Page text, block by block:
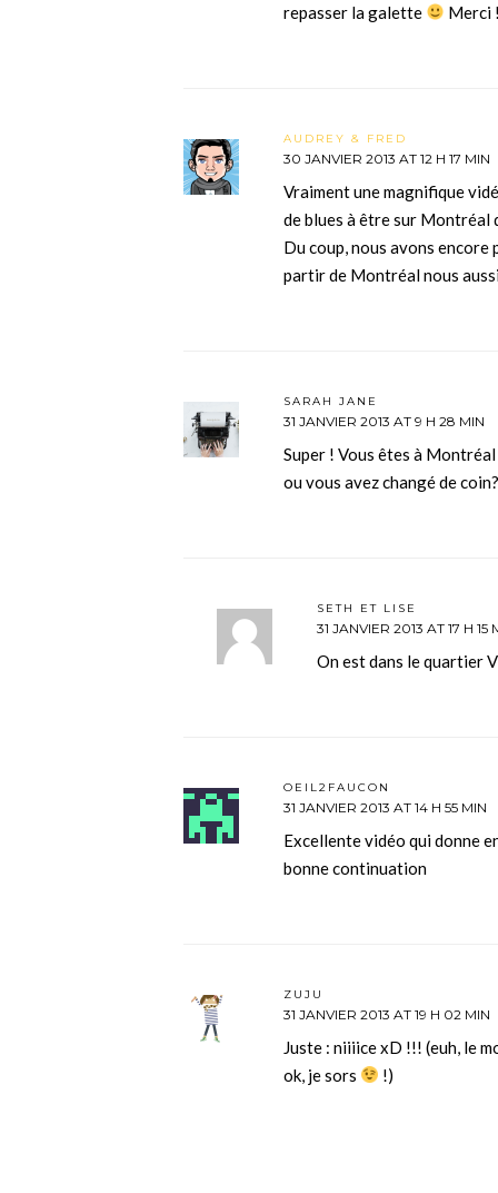
repasser la galette
Merci
AUDREY & FRED
30 JANVIER 2013 AT 12 H 17 MIN
Vraiment une magnifique
de blues à être sur Montréal
Du coup, nous avons
partir de Montréal nous
SARAH JANE
31 JANVIER 2013 AT 9 H 28 MIN
Super ! Vous êtes à
ou vous avez changé de coin?
SETH ET LISE
31 JANVIER 2013 AT 17 H 15
On est dans le quartier
OEIL2FAUCON
31 JANVIER 2013 AT 14 H 55 MIN
Excellente vidéo qui donne
bonne continuation
ZUJU
31 JANVIER 2013 AT 19 H 02 MIN
Juste : niiiice xD !!! (euh, le
ok, je sors
!)